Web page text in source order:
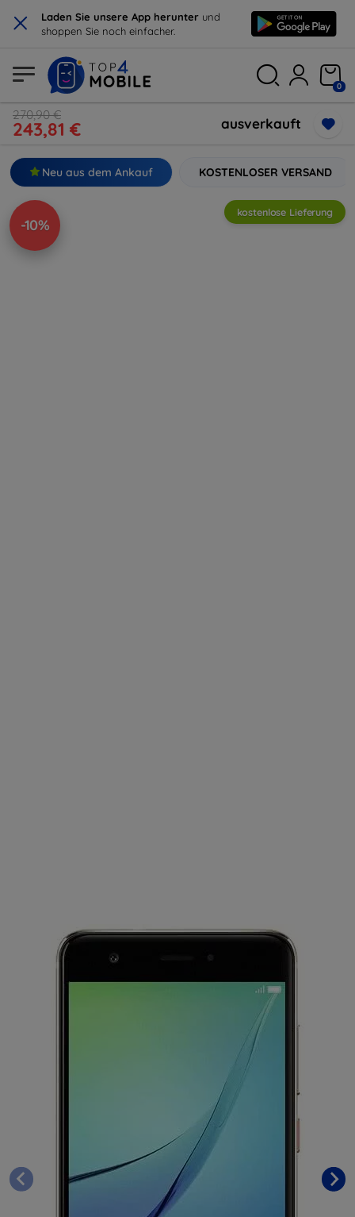
× Laden Sie unsere App herunter und
shoppen Sie noch einfacher.
0
270,90 €
243,81 € ausverkauft
Neu aus dem Ankauf KOSTENLOSER VERSAND
-10%
kostenlose Lieferung